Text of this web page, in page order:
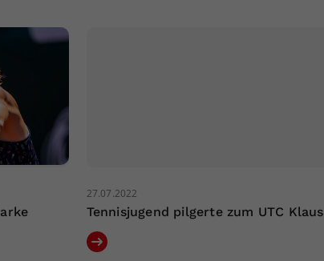
27.07.2022
Tennisjugend pilgerte zum UTC Klaus